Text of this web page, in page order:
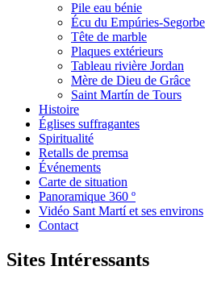
Pile eau bénie
Écu du Empúries-Segorbe
Tête de marble
Plaques extérieurs
Tableau rivière Jordan
Mère de Dieu de Grâce
Saint Martín de Tours
Histoire
Églises suffragantes
Spiritualité
Retalls de premsa
Événements
Carte de situation
Panoramique 360 º
Vidéo Sant Martí et ses environs
Contact
Sites Intéressants